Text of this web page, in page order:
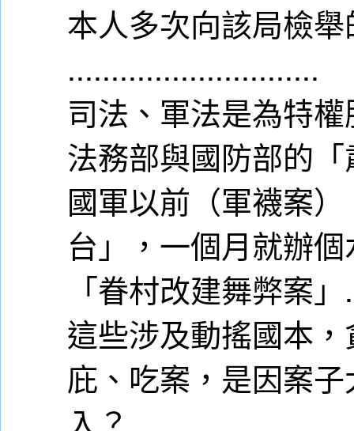
本人多次向該局檢
.............................
司法、軍法是為特
法務部與國防部的
國軍以前（軍襪案
台」，一個月就辦
「眷村改建舞弊案
這些涉及動搖國本
庇、吃案，是因案
入？